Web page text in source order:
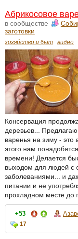
Абрикосовое
в сообществе
заготовки
хозяйство и быт видео
Консервация
деревьев...
варенья на зиму -
этого нам
времени! Делается
выходом для людей с
заболеваниями... и
питании и не
прохладном месте до
+53
17